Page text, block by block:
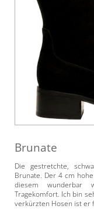
Brunate
Die gestretchte,
Brunate. Der 4 cm
diesem wunderbar
Tragekomfort. Ich bin
verkürzten Hosen ist er